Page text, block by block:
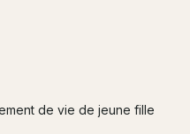
de vie de jeune fille